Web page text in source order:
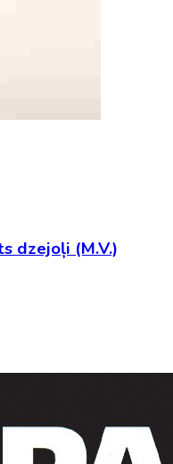
dzejoļi (M.V.)